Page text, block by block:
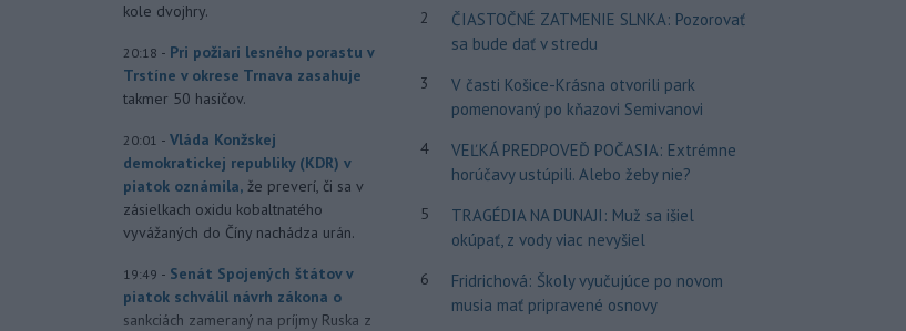
kole dvojhry.
20:18 - Pri požiari lesného porastu v
Trstíne v okrese Trnava zasahuje
takmer 50 hasičov.
20:01 - Vláda Konžskej
demokratickej republiky (KDR) v
piatok oznámila, že preverí, či sa v
zásielkach oxidu kobaltnatého
vyvážaných do Číny nachádza urán.
19:49 - Senát Spojených štátov v
piatok schválil návrh zákona o
sankciách zameraný na príjmy Ruska z
2
ČIASTOČNÉ ZATMENIE SLNKA: Pozorovať
sa bude dať v stredu
3
V časti Košice-Krásna otvorili park
pomenovaný po kňazovi Semivanovi
4
VEĽKÁ PREDPOVEĎ POČASIA: Extrémne
horúčavy ustúpili. Alebo žeby nie?
5
TRAGÉDIA NA DUNAJI: Muž sa išiel
okúpať, z vody viac nevyšiel
6
Fridrichová: Školy vyučujúce po novom
musia mať pripravené osnovy